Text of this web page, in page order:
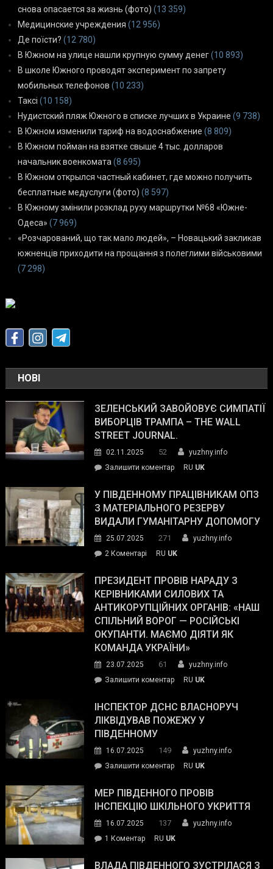
снова опасается за жизнь (фото) (13 359)
Медицинские учреждения (12 956)
Де поїсти? (12 780)
В Южном на улице нашли крупную сумму денег(10 893)
В школе Южного проводят эксперимент по запрету
мобильных телефонов (10 233)
Таксі (10 158)
Нудистский пляж Южного в списке лучших в Украине (9 738)
В Южном изменили тариф на водоснабжение (8 809)
В Южном пойман на взятке свыше 4 тыс. долларов
начальник военкомата(8 695)
В Южном открылся частный кабинет, где можно получить
бесплатные медуслуги (фото) (8 597)
В Южному змінили розклад руху маршрутки №68 «Южне-
Одеса» (7 969)
«Розчарований, що так мало людей», – Новацький закликав
южненців приходити на прощання з полеглими військовими
(7 298)
НОВІ
ЗЕЛЕНСЬКИЙ ЗАВОЙОВУЄ СИМПАТІЇ
ВИБОРЦІВ ТРАМПА – THE WALL
STREET JOURNAL.
02.11.2025 52
yuzhny.info
Залишити коментарon
завойовує
симпатії
виборців
The
Street
Journal.
RU UK
У ПІВДЕННОМУ ПРАЦІВНИКАМ ОПЗ
З МАТЕРІАЛЬНОГО РЕЗЕРВУ
ВИДАЛИ ГУМАНІТАРНУ ДОПОМОГУ
25.07.2025 271
yuzhny.info
2 Коментарі
Південному
працівникам
ОПЗ
з
матеріального
резерву
гуманітарну
допомогу
RU UK
ПРЕЗИДЕНТ ПРОВІВ НАРАДУ З
КЕРІВНИКАМИ СИЛОВИХ ТА
АНТИКОРУПЦІЙНИХ ОРГАНІВ: «НАШ
СПІЛЬНИЙ ВОРОГ — РОСІЙСЬКІ
ОКУПАНТИ. МАЄМО ДІЯТИ ЯК
КОМАНДА УКРАЇНИ»
23.07.2025 61
yuzhny.info
Залишити коментарon
провів
нараду
силових
та
органів:
«Наш
спільний
RU UK
ІНСПЕКТОР ДСНС ВЛАСНОРУЧ
ЛІКВІДУВАВ ПОЖЕЖУ У
ПІВДЕННОМУ
16.07.2025 149
yuzhny.info
Залишити коментарon
ДСНС
власноруч
пожежу
у
RU UK
МЕР ПІВДЕННОГО ПРОВІВ
ІНСПЕКЦІЮ ШКІЛЬНОГО УКРИТТЯ
16.07.2025 137
yuzhny.info
1 Коментардо
Південного
RU UK
ВЛАДА ПІВДЕННОГО ЗУСТРІЛАСЯ З